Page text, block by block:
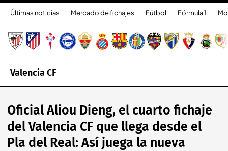
Últimas noticias Mercado de fichajes Fútbol Fórmula 1
Valencia CF
Oficial Aliou Dieng, el cuarto fichaje
del Valencia CF que llega desde el
Pla del Real: Así juega la nueva